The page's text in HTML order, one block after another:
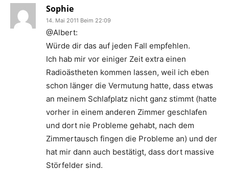
Sophie
14. Mai 2011 Beim 22:09
@Albert:
Würde dir das auf jeden Fall empfehlen.
Ich hab mir vor einiger Zeit extra einen
Radioästheten kommen lassen, weil ich eben
schon länger die Vermutung hatte, dass etwas
an meinem Schlafplatz nicht ganz stimmt (hatte
vorher in einem anderen Zimmer geschlafen
und dort nie Probleme gehabt, nach dem
Zimmertausch fingen die Probleme an) und der
hat mir dann auch bestätigt, dass dort massive
Störfelder sind.